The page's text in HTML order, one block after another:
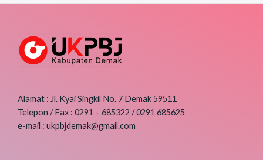
Alamat : Jl. Kyai Singkil No. 7 Demak 59511
Telepon / Fax : 0291 – 685322 / 0291 685625
e-mail : ukpbjdemak@gmail.com